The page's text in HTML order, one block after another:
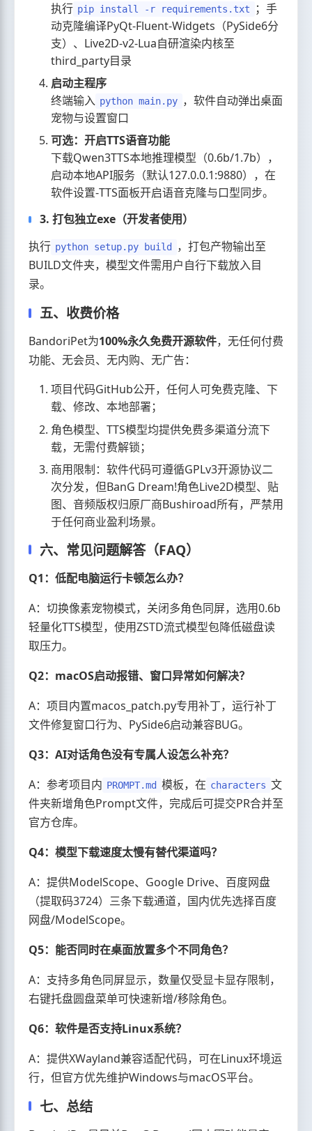
执行 pip install -r requirements.txt
；手
动克隆编译PyQt-Fluent-Widgets（PySide6分
支）、Live2D-v2-Lua自研渲染内核至
third_party目录
启动主程序
终端输入 python main.py ，软件自动弹出桌面
宠物与设置窗口
可选：开启TTS语音功能
下载Qwen3TTS本地推理模型（0.6b/1.7b），
启动本地API服务（默认127.0.0.1:9880），在
软件设置-TTS面板开启语音克隆与口型同步。
3. 打包独立exe（开发者使用）
执行 python setup.py build
，打包产物输出至
BUILD文件夹，模型文件需用户自行下载放入目
录。
五、收费价格
BandoriPet为100%永久免费开源软件，无任何付费
功能、无会员、无内购、无广告：
项目代码GitHub公开，任何人可免费克隆、下
载、修改、本地部署；
角色模型、TTS模型均提供免费多渠道分流下
载，无需付费解锁；
商用限制：软件代码可遵循GPLv3开源协议二
次分发，但BanG Dream!角色Live2D模型、贴
图、音频版权归原厂商Bushiroad所有，严禁用
于任何商业盈利场景。
六、常见问题解答（FAQ）
Q1：低配电脑运行卡顿怎么办？
A：切换像素宠物模式，关闭多角色同屏，选用0.6b
轻量化TTS模型，使用ZSTD流式模型包降低磁盘读
取压力。
Q2：macOS启动报错、窗口异常如何解决？
A：项目内置macos_patch.py专用补丁，运行补丁
文件修复窗口行为、PySide6启动兼容BUG。
Q3：AI对话角色没有专属人设怎么补充？
A：参考项目内 PROMPT.md 模板，在 characters 文
件夹新增角色Prompt文件，完成后可提交PR合并至
官方仓库。
Q4：模型下载速度太慢有替代渠道吗？
A：提供ModelScope、Google Drive、百度网盘
（提取码3724）三条下载通道，国内优先选择百度
网盘/ModelScope。
Q5：能否同时在桌面放置多个不同角色？
A：支持多角色同屏显示，数量仅受显卡显存限制，
右键托盘圆盘菜单可快速新增/移除角色。
Q6：软件是否支持Linux系统？
A：提供XWayland兼容适配代码，可在Linux环境运
行，但官方优先维护Windows与macOS平台。
七、总结